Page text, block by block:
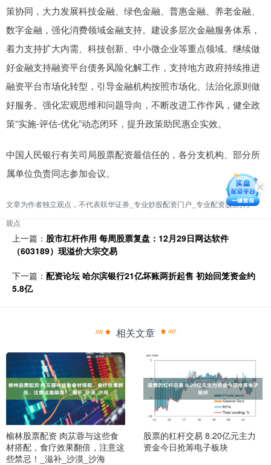
策协同，大力发展科技金融、绿色金融、普惠金融、养老金融、
数字金融，强化消费领域金融支持。建设多层次金融服务体系，
着力支持扩大内需、科技创新、中小微企业等重点领域。继续做
好金融支持融资平台债务风险化解工作，支持地方政府持续推进
融资平台市场化转型，引导金融机构按照市场化、法治化原则做
好服务。强化宏观思维和问题导向，不断改进工作作风，健全政
策“实施-评估-优化”动态闭环，提升政策助民惠企实效。
中国人民银行有关司局股票配资最信任的，各分支机构、部分所
属单位负责同志参加会议。
文章为作者独立观点，不代表联华证券_专业炒股配资门户_专业配资股票开户
观点
上一篇： 股市杠杆作用 每周股票复盘：12月29日网达软件
（603189）现溢价大宗交易
下一篇： 配资论坛 哈尔滨银行21亿坏账两折起售 初始回笼资金约
5.8亿
相关文章
榆林股票配资 肉苁蓉与这些食
材搭配，食疗效果翻倍，注意这
些禁忌！_滋补_沙漠_沙海
股票的杠杆交易 8.20亿元主力
资金今日抢筹电子板块